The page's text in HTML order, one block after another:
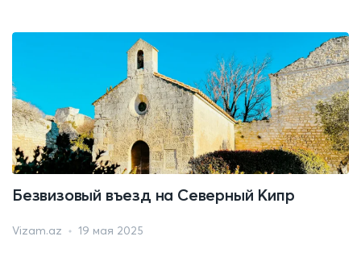
Безвизовый въезд на Северный Кипр
Vizam.az 19 мая 2025